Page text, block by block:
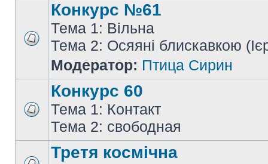
Конкурс №61
Тема 1: Вільна
Тема 2: Осяяні блискавкою
Модератор: Птица Сирин
Конкурс 60
Тема 1: Контакт
Тема 2: свободная
Третя космічна